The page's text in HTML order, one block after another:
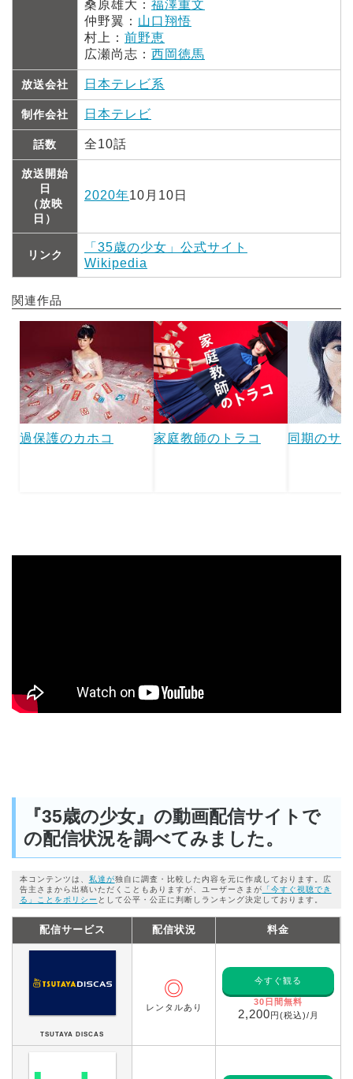
桑原雄大： 福澤重文
仲野翼： 山口翔悟
村上： 前野恵
広瀬尚志： 西岡徳馬
放送会社 日本テレビ系
制作会社 日本テレビ
話数 全10話
放送開始
日
（放映
日）
2020年10月10日
リンク
「35歳の少女」公式サイト
Wikipedia
関連作品
過保護のカホコ 家庭教師のトラコ 同期のサ
『35歳の少女』の動画配信サイトで
の配信状況を調べてみました。
本コンテンツは、 私達が独自に調査・比較した内容を元に作成しております。広
告主さまから出稿いただくこともありますが、ユーザーさまが 「今すぐ視聴でき
る」ことをポリシー として公平・公正に判断しランキング決定しております。
配信サービス 配信状況 料金
TSUTAYA DISCAS
◎
レンタルあり
今すぐ観る
30日間無料
2,200円(税込)/月